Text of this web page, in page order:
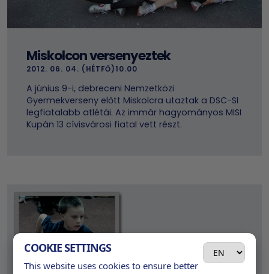
Miskolcon versenyeztek
2012. 06. 04. (HÉTFŐ)10.00
A június 9-i, debreceni Nemzetközi
Gyermekverseny előtt Miskolcra utaztak a DSC-SI
legfiatalabb atlétái. Az immár hagyományos MISI
Kupán 13 cívisvárosi fiatal vett részt.
COOKIE SETTINGS
This website uses cookies to ensure better